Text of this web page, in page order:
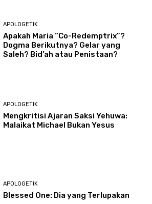
APOLOGETIK
Apakah Maria “Co-Redemptrix”?
Dogma Berikutnya? Gelar yang
Saleh? Bid’ah atau Penistaan?
APOLOGETIK
Mengkritisi Ajaran Saksi Yehuwa:
Malaikat Michael Bukan Yesus
APOLOGETIK
Blessed One: Dia yang Terlupakan